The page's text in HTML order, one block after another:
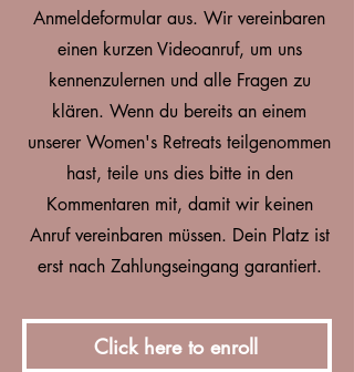
Anmeldeformular aus. Wir vereinbaren
einen kurzen Videoanruf, um uns
kennenzulernen und alle Fragen zu
klären. Wenn du bereits an einem
unserer Women's Retreats teilgenommen
hast, teile uns dies bitte in den
Kommentaren mit, damit wir keinen
Anruf vereinbaren müssen. Dein Platz ist
erst nach Zahlungseingang garantiert.
Click here to enroll